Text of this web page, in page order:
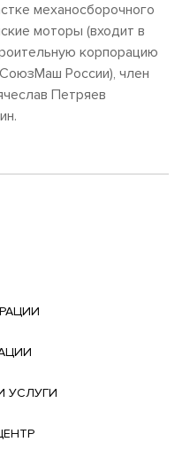
механосборочного
моторы (входит в
корпорацию
России), член
Петряев
УСЛУГИ